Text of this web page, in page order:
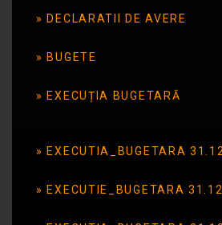
DECLARATII DE AVERE
BUGETE
EXECUȚIA BUGETARĂ
EXECUTIA_BUGETARA
EXECUTIE_BUGETARA
cărare… Planeta, prietena
Conștientizare a